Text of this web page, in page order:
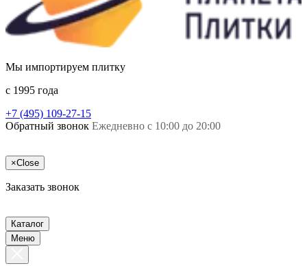
Мы импортируем плитку
c 1995 года
+7 (495) 109-27-15
Обратный звонок Ежедневно с 10:00 до 20:00
×Close
Заказать звонок
Каталог
Меню